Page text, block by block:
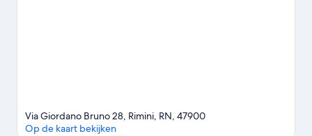
Via Giordano Bruno 28, Rimini, RN, 47900
Op de kaart bekijken